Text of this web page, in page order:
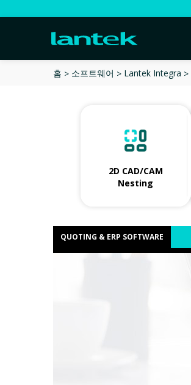
홈 소프트웨어 Lantek Integra
2D CAD/CAM
Nesting
QUOTING & ERP SOFTWARE